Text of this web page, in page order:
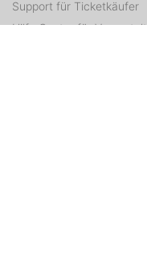
Support für Ticketkäufer
Hilfe Center für